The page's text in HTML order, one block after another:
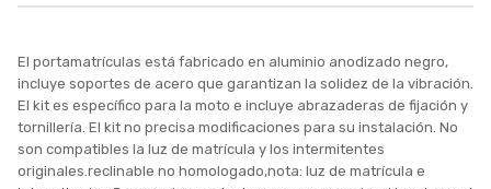
El portamatrículas está fabricado en aluminio anodizado negro,
incluye soportes de acero que garantizan la solidez de la vibración.
El kit es específico para la moto e incluye abrazaderas de fijación y
tornillería. El kit no precisa modificaciones para su instalación. No
son compatibles la luz de matrícula y los intermitentes
originales.reclinable no homologado,nota: luz de matrícula e